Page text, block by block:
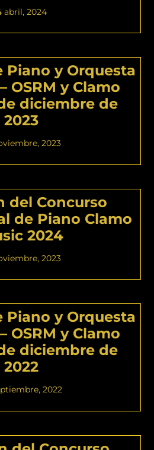
abril, 2024
Piano y Orquesta
OSRM y Clamo
diciembre de
2023
2023
del Concurso
de Piano Clamo
2024
2023
Piano y Orquesta
OSRM y Clamo
diciembre de
2022
2022